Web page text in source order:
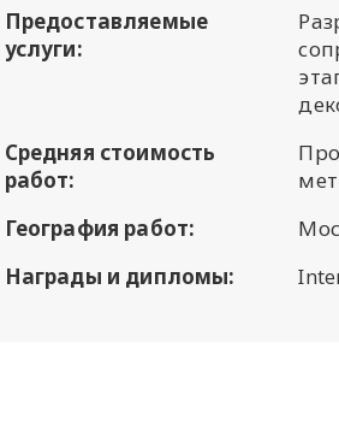
Предоставляемые
услуги:
Средняя стоимость
работ:
География работ:
Награды и дипломы: